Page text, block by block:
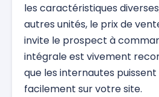
les caractéristiques
autres unités, le prix de
invite le prospect à
intégrale est vivement
que les internautes
facilement sur votre site.